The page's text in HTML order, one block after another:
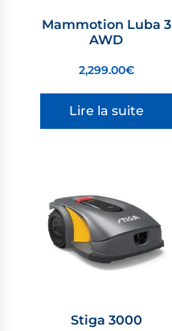
Mammotion Luba 3
AWD
2,299.00€
Lire la suite
Stiga 3000